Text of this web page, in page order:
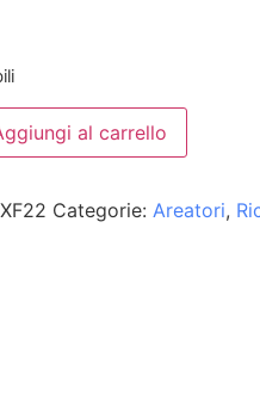
al carrello
Categorie: Areatori,